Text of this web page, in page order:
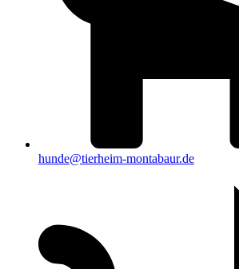
hunde@tierheim-montabaur.de